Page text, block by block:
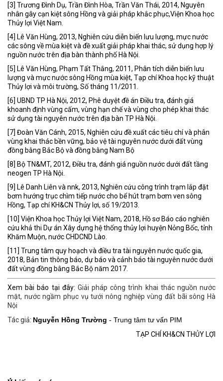
[3] Trương Đình Dụ, Trần Đình Hòa, Trần Văn Thái, 2014, Nguyên
nhân gây cạn kiệt sông Hồng và giải pháp khắc phục,Viện Khoa học
Thủy lợi Việt Nam.
[4] Lê Văn Hùng, 2013, Nghiên cứu diễn biến lưu lượng, mực nước
các sông về mùa kiệt và đề xuất giải pháp khai thác, sử dụng hợp lý
nguồn nước trên địa bàn thành phố Hà Nội.
[5] Lê Văn Hùng, Phạm Tất Thắng, 2011, Phân tích diễn biến lưu
lượng và mực nước sông Hồng mùa kiệt, Tạp chí Khoa học kỹ thuật
Thủy lợi và môi trường, Số tháng 11/2011.
[6] UBND TP Hà Nội, 2012, Phê duyệt đề án Điều tra, đánh giá
khoanh định vùng cấm, vùng hạn chế và vùng cho phép khai thác
sử dụng tài nguyên nước trên địa bàn TP Hà Nội.
[7] Đoàn Văn Cánh, 2015, Nghiên cứu đề xuất các tiêu chí và phân
vùng khai thác bền vững, bảo vệ tài nguyên nước dưới đất vùng
đồng bằng Bắc Bộ và đồng bằng Nam Bộ
[8] Bộ TN&MT, 2012, Điều tra, đánh giá nguồn nước dưới đất tầng
neogen TP Hà Nội.
[9] Lê Danh Liên và nnk, 2013, Nghiên cứu công trình trạm lắp đặt
bơm hướng trục chìm tiếp nước cho bể hút trạm bơm ven sông
Hồng, Tạp chí KH&CN Thủy lợi, số 19/2013.
[10] Viện Khoa học Thủy lợi Việt Nam, 2018, Hồ sơ Báo cáo nghiên
cứu khả thi Dự án Xây dựng hệ thống thủy lợi huyện Nỏng Bốc, tỉnh
Khăm Muộn, nước CHDCND Lào.
[11] Trung tâm quy hoạch và điều tra tài nguyên nước quốc gia,
2018, Bản tin thông báo, dự báo và cảnh báo tài nguyên nước dưới
đất vùng đồng bằng Bắc Bộ năm 2017.
Xem bài báo tại đây: Giải pháp công trình khai thác nguồn nước
mặt, nước ngầm phục vụ tưới nông nghiệp vùng đất bãi sông Hà
Nội
Tác giả: Nguyễn Hồng Trường - Trung tâm tư vấn PIM
TẠP CHÍ KH&CN THỦY LỢI